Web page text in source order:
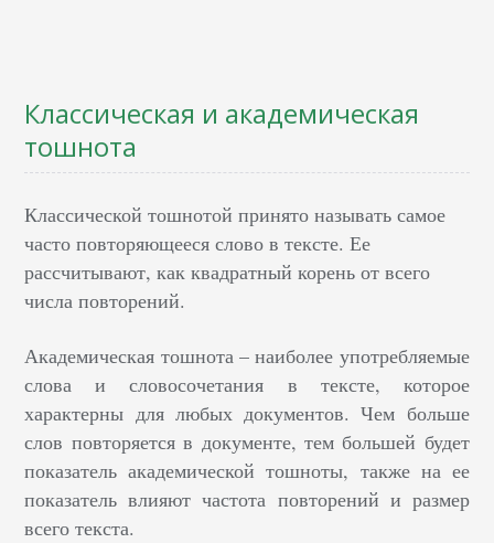
Классическая и академическая
тошнота
Классической тошнотой принято называть самое
часто повторяющееся слово в тексте. Ее
рассчитывают, как квадратный корень от всего
числа повторений.
Академическая тошнота – наиболее употребляемые
слова и словосочетания в тексте, которое
характерны для любых документов. Чем больше
слов повторяется в документе, тем большей будет
показатель академической тошноты, также на ее
показатель влияют частота повторений и размер
всего текста.